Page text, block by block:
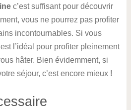
c’est suffisant pour découvrir
vous ne pourrez pas profiter
incontournables. Si vous
l’idéal pour profiter pleinement
hâter. Bien évidemment, si
séjour, c’est encore mieux !